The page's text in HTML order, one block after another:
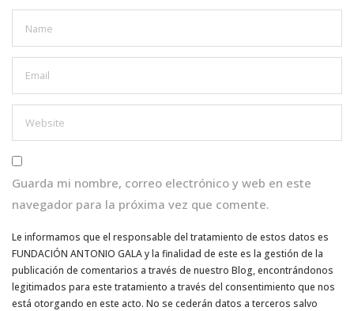
Guarda mi nombre, correo electrónico y web en este
navegador para la próxima vez que comente.
Le informamos que el responsable del tratamiento de estos datos es
FUNDACIÓN ANTONIO GALA y la finalidad de este es la gestión de la
publicación de comentarios a través de nuestro Blog, encontrándonos
legitimados para este tratamiento a través del consentimiento que nos
está otorgando en este acto. No se cederán datos a terceros salvo